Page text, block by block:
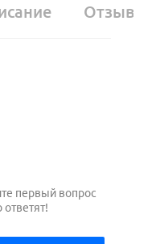
Отзывы
первый вопрос